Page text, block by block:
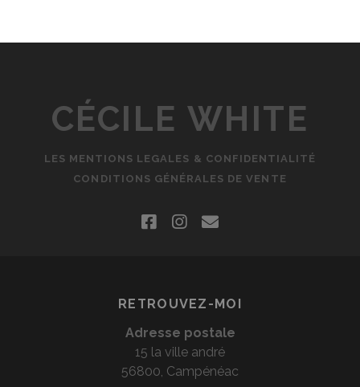
CÉCILE WHITE
LES MENTIONS LEGALES & CONFIDENTIALITÉ
CONDITIONS GÉNÉRALES DE VENTE
facebookinstagram
email
RETROUVEZ-MOI
Adresse postale
15 la ville andré
56800, Campénéac